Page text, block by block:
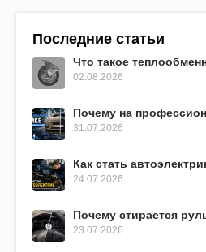
Последние статьи
Что такое
02.08.2026
Почему на
31.07.2026
Как стать
24.07.2026
Почему стирается
23.07.2026